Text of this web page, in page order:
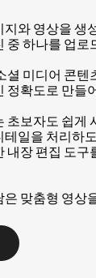
와 영상을 생
중 하나를 업로
셜 미디어 콘
정확도로 만들
초보자도 쉽게
일을 처리하
내장 편집 도
맞춤형 영상